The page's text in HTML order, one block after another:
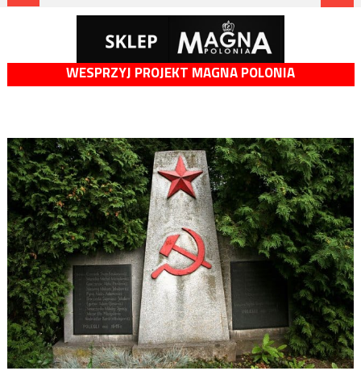
WESPRZYJ PROJEKT MAGNA POLONIA